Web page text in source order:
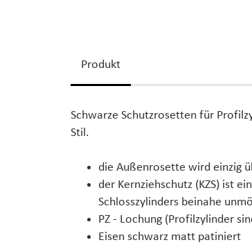
Produkt
Schwarze Schutzrosetten für
Stil.
die Außenrosette wird einzig
der Kernziehschutz (KZS) ist
Schlosszylinders beinahe
PZ - Lochung (Profilzylinder
Eisen schwarz matt patiniert